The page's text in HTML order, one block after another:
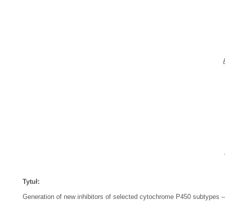
Tytuł:
Generation of new inhibitors of selected cytochrome P450 subtypes